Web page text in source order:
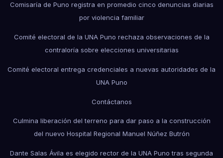
Comisaría de Puno registra en promedio cinco denuncias diarias
por violencia familiar
Comité electoral de la UNA Puno rechaza observaciones de la
contraloría sobre elecciones universitarias
Comité electoral entrega credenciales a nuevas autoridades de la
UNA Puno
Contáctanos
Culmina liberación del terreno para dar paso a la construcción
del nuevo Hospital Regional Manuel Núñez Butrón
Dante Salas Ávila es elegido rector de la UNA Puno tras segunda